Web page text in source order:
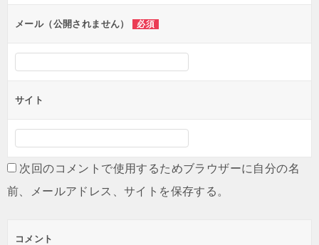
ンメール（公開されません） 必須
サイト
次回のコメントで使用するためブラウザーに自分の名
前、メールアドレス、サイトを保存する。
コメント